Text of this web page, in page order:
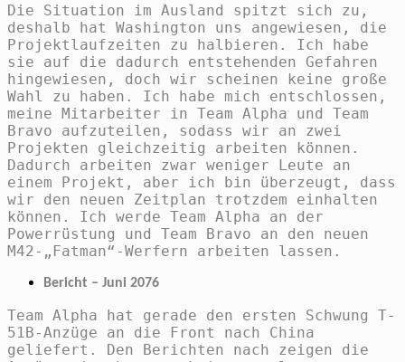
Die Situation im Ausland spitzt sich zu,
deshalb hat Washington uns angewiesen, die
Projektlaufzeiten zu halbieren. Ich habe
sie auf die dadurch entstehenden Gefahren
hingewiesen, doch wir scheinen keine große
Wahl zu haben. Ich habe mich entschlossen,
meine Mitarbeiter in Team Alpha und Team
Bravo aufzuteilen, sodass wir an zwei
Projekten gleichzeitig arbeiten können.
Dadurch arbeiten zwar weniger Leute an
einem Projekt, aber ich bin überzeugt, dass
wir den neuen Zeitplan trotzdem einhalten
können. Ich werde Team Alpha an der
Powerrüstung und Team Bravo an den neuen
M42-„Fatman“-Werfern arbeiten lassen.
Bericht – Juni 2076
Team Alpha hat gerade den ersten Schwung T-
51B-Anzüge an die Front nach China
geliefert. Den Berichten nach zeigen die